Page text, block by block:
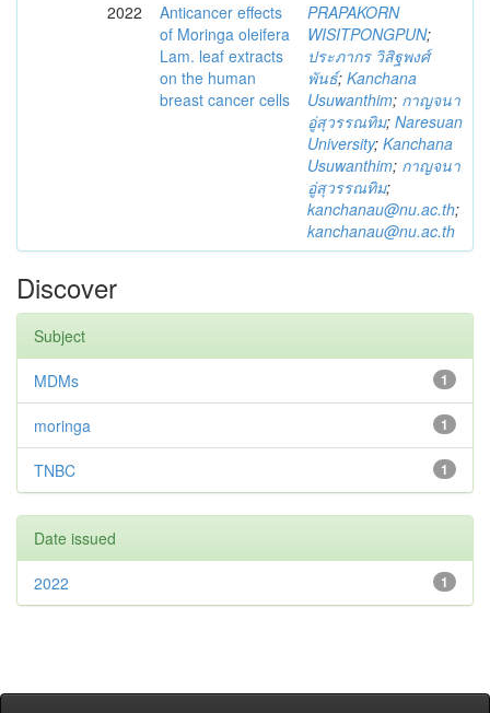
2022
Anticancer effects
of Moringa oleifera
Lam. leaf extracts
on the human
breast cancer cells
PRAPAKORN
WISITPONGPUN;
ประภากร วิสิฐพงศ์
พันธ์; Kanchana
Usuwanthim; กาญจนา
อู่สุวรรณทิม; Naresuan
University; Kanchana
Usuwanthim; กาญจนา
อู่สุวรรณทิม;
kanchanau@nu.ac.th;
kanchanau@nu.ac.th
Discover
Subject
1
MDMs
1
moringa
1
TNBC
Date issued
1
2022